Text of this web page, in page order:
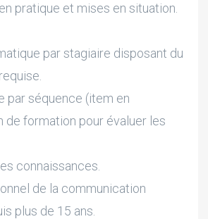
pratique et mises en situation.
par stagiaire disposant du
par séquence (item en
de formation pour évaluer les
connaissances.
de la communication
plus de 15 ans.